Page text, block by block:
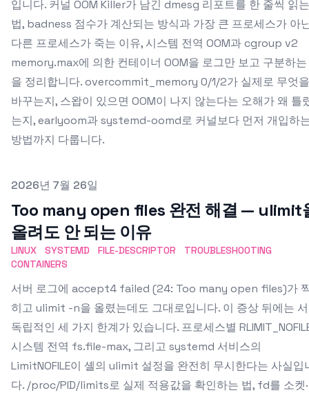
입니다. 커널 OOM Killer가 남긴 dmesg 리포트를 한 줄씩 읽는
법, badness 점수가 계산되는 방식과 가장 큰 프로세스가 아
다른 프로세스가 죽는 이유, 시스템 전역 OOM과 cgroup v2
memory.max에 의한 컨테이너 OOM을 로그만 보고 구분하
을 정리합니다. overcommit_memory 0/1/2가 실제로 무엇을
바꾸는지, 스왑이 있으면 OOM이 나지 않는다는 오해가 왜 틀
는지, earlyoom과 systemd-oomd로 커널보다 먼저 개입하
방법까지 다룹니다.
Published on
2026년 7월 26일
Too many open files 완전 해결 — ulimit
올려도 안 되는 이유
LINUX SYSTEMD FILE-DESCRIPTOR
TROUBLESHOOTING
CONTAINERS
서버 로그에 accept4 failed (24: Too many open files)가
히고 ulimit -n을 올렸는데도 그대로입니다. 이 증상 뒤에는
독립적인 세 가지 한계가 있습니다. 프로세스별
시스템 전역 fs.file-max, 그리고 systemd 서비스의
LimitNOFILE이 셸의 ulimit 설정을 완전히 무시한다는 사실입
다. /proc/PID/limits로 실제 적용값을 확인하는 법, fd를 소켓